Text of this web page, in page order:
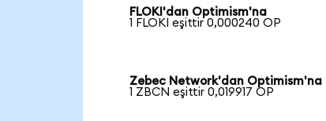
FLOKI'dan Optimism'na
1 FLOKI eşittir 0,000240 OP
Zebec Network'dan Optimism'na
1 ZBCN eşittir 0,019917 OP